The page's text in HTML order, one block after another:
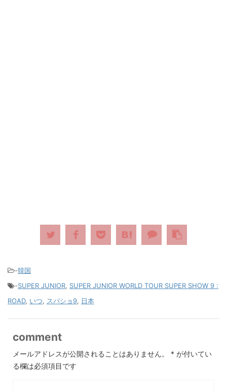
-韓国
-SUPER JUNIOR, SUPER JUNIOR WORLD TOUR SUPER SHOW 9 :
ROAD, いつ, スパショ9, 日本
comment
メールアドレスが公開されることはありません。 * が付いてい
る欄は必須項目です